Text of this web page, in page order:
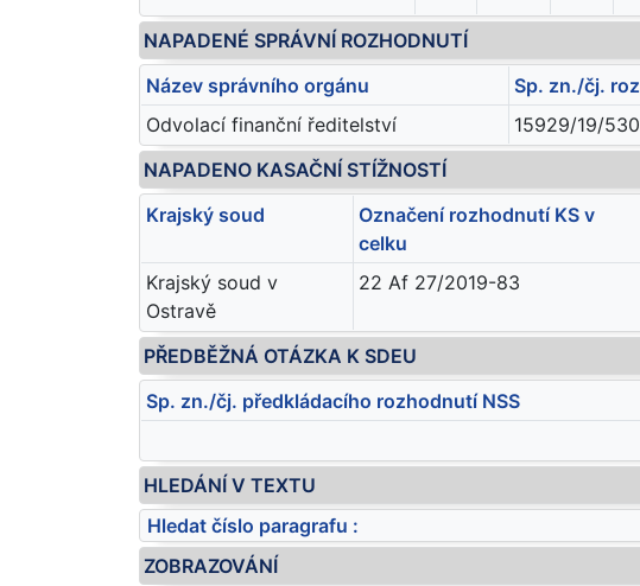
NAPADENÉ SPRÁVNÍ ROZHODNUTÍ
Název správního orgánu
Sp. zn./čj.
Odvolací finanční ředitelství
15929/19/
NAPADENO KASAČNÍ STÍŽNOSTÍ
Krajský soud
Označení rozhodnutí KS v
celku
Krajský soud v
Ostravě
22 Af 27/2019-83
PŘEDBĚŽNÁ OTÁZKA K SDEU
Sp. zn./čj. předkládacího rozhodnutí NSS
HLEDÁNÍ V TEXTU
Hledat číslo paragrafu :
ZOBRAZOVÁNÍ